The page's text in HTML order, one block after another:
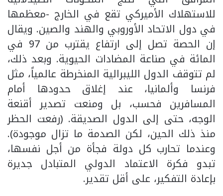
للاستهلاك الأميركي تقع في الخارج -معظمها
في دول الاتحاد الأوروبي والهند والصين. ويقال
إن الحصة تصل إلى ارتفاع يقترب من 97 في
المائة في صناعة المضادات الحيوية. وبعد ذلك،
لم تتوقف الدول الليبرالية المنخرطة عالمياً، مثل
فرنسا وألمانيا، عند إغلاق حدودها أمام
المسافرين فحسب، بل ومنعت تصدير أقنعة
الوجه، حتى إلى الدول الصديقة. (رفعت الحظر
منذ ذلك الحين، لكن الصدمة ما تزال موجودة).
وعندما تحارب كل دولة فجأة من أجل نفسها،
تبدو فكرة الاعتماد الدولي المتبادل جديرة
بإعادة التفكير، على أقل تقدير.